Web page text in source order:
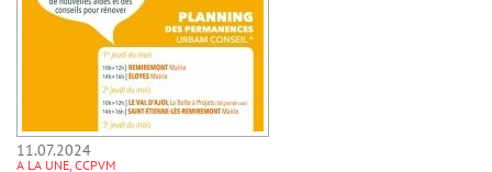
11.07.2024
A LA UNE, CCPVM